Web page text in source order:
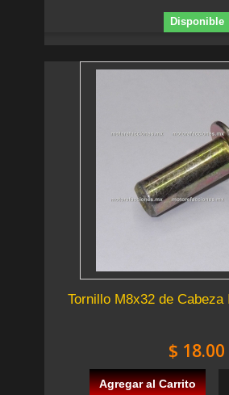
Disponible
Tornillo M8x32 de
$ 18.00
Agregar al Carrito